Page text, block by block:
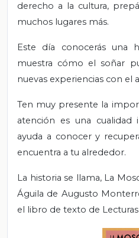
derecho a la cultura,
muchos lugares más.
Este día conocerás una
muestra cómo el soñar
nuevas experiencias con el
Ten muy presente la
atención es una cualidad
ayuda a conocer y
encuentra a tu alrededor.
La historia se llama, La
Águila de Augusto
el libro de texto de